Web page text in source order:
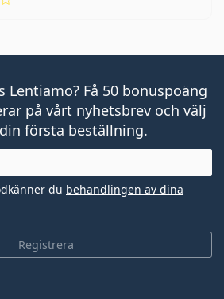
Lentiamo? Få 50 bonuspoäng
på vårt nyhetsbrev och välj
första beställning.
Registrera
du behandlingen av dina